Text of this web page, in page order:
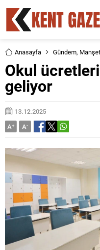
Anasayfa Gündem, Manşet
Okul
geliyor
13.12.2025
A+ A-